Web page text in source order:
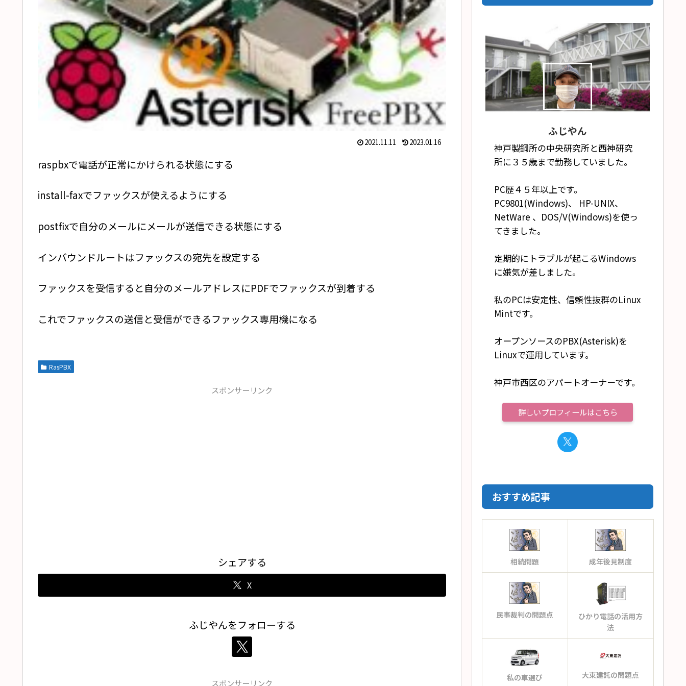
2021.11.11 2023.01.16
raspbxで電話が正常にかけられる状態にする
install-faxでファックスが使えるようにする
postfixで自分のメールにメールが送信できる状態にする
インバウンドルートはファックスの宛先を設定する
ファックスを受信すると自分のメールアドレスにPDFでファックスが到着する
これでファックスの送信と受信ができるファックス専用機になる
RasPBX
スポンサーリンク
シェアする
X
ふじやんをフォローする
スポンサーリンク
ふじやん
神戸製鋼所の中央研究所と西神研究
所に３５歳まで勤務していました。
PC歴４５年以上です。
PC9801(Windows)、 HP-UNIX、
NetWare 、DOS/V(Windows)を使っ
てきました。
定期的にトラブルが起こるWindows
に嫌気が差しました。
私のPCは安定性、信頼性抜群のLinux
Mintです。
オープンソースのPBX(Asterisk)を
Linuxで運用しています。
神戸市西区のアパートオーナーです。
詳しいプロフィールはこちら
おすすめ記事
相続問題 成年後見制度
民事裁判の問題点
ひかり電話の活用方
法
私の車選び 大東建託の問題点